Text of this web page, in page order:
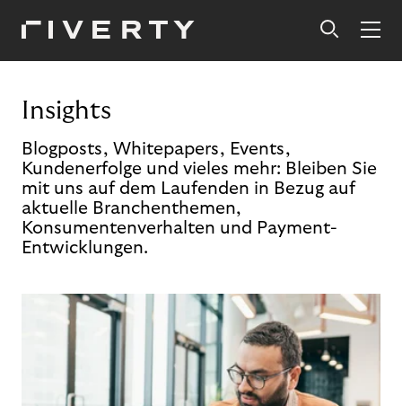
Insights
Blogposts, Whitepapers, Events,
Kundenerfolge und vieles mehr: Bleiben Sie
mit uns auf dem Laufenden in Bezug auf
aktuelle Branchenthemen,
Konsumentenverhalten und Payment-
Entwicklungen.